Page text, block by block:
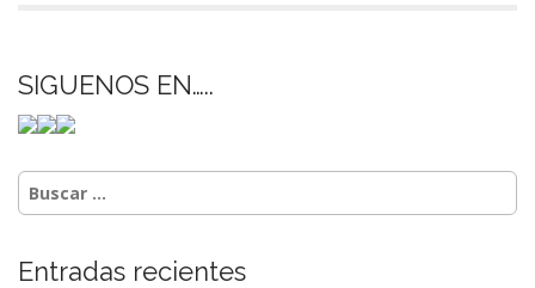
SIGUENOS EN…..
Buscar:
Entradas recientes